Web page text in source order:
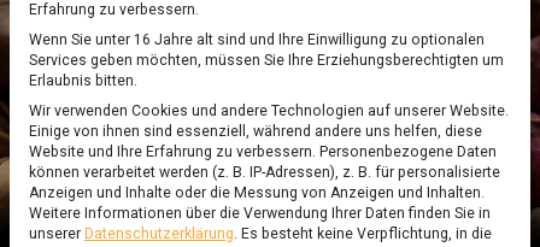
&
Ernährung
Erfahrung zu verbessern.
Wenn Sie unter 16 Jahre alt sind und Ihre Einwilligung zu optionalen
Services geben möchten, müssen Sie Ihre Erziehungsberechtigten um
Erlaubnis bitten.
Wir verwenden Cookies und andere Technologien auf unserer Website.
Einige von ihnen sind essenziell, während andere uns helfen, diese
Website und Ihre Erfahrung zu verbessern. Personenbezogene Daten
können verarbeitet werden (z. B. IP-Adressen), z. B. für personalisierte
Anzeigen und Inhalte oder die Messung von Anzeigen und Inhalten.
Weitere Informationen über die Verwendung Ihrer Daten finden Sie in
unserer Datenschutzerklärung. Es besteht keine Verpflichtung, in die